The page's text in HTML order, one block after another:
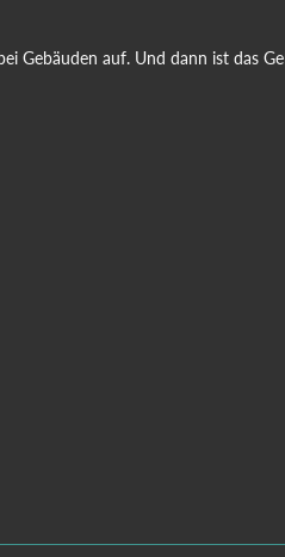
Gebäuden auf. Und dann ist das